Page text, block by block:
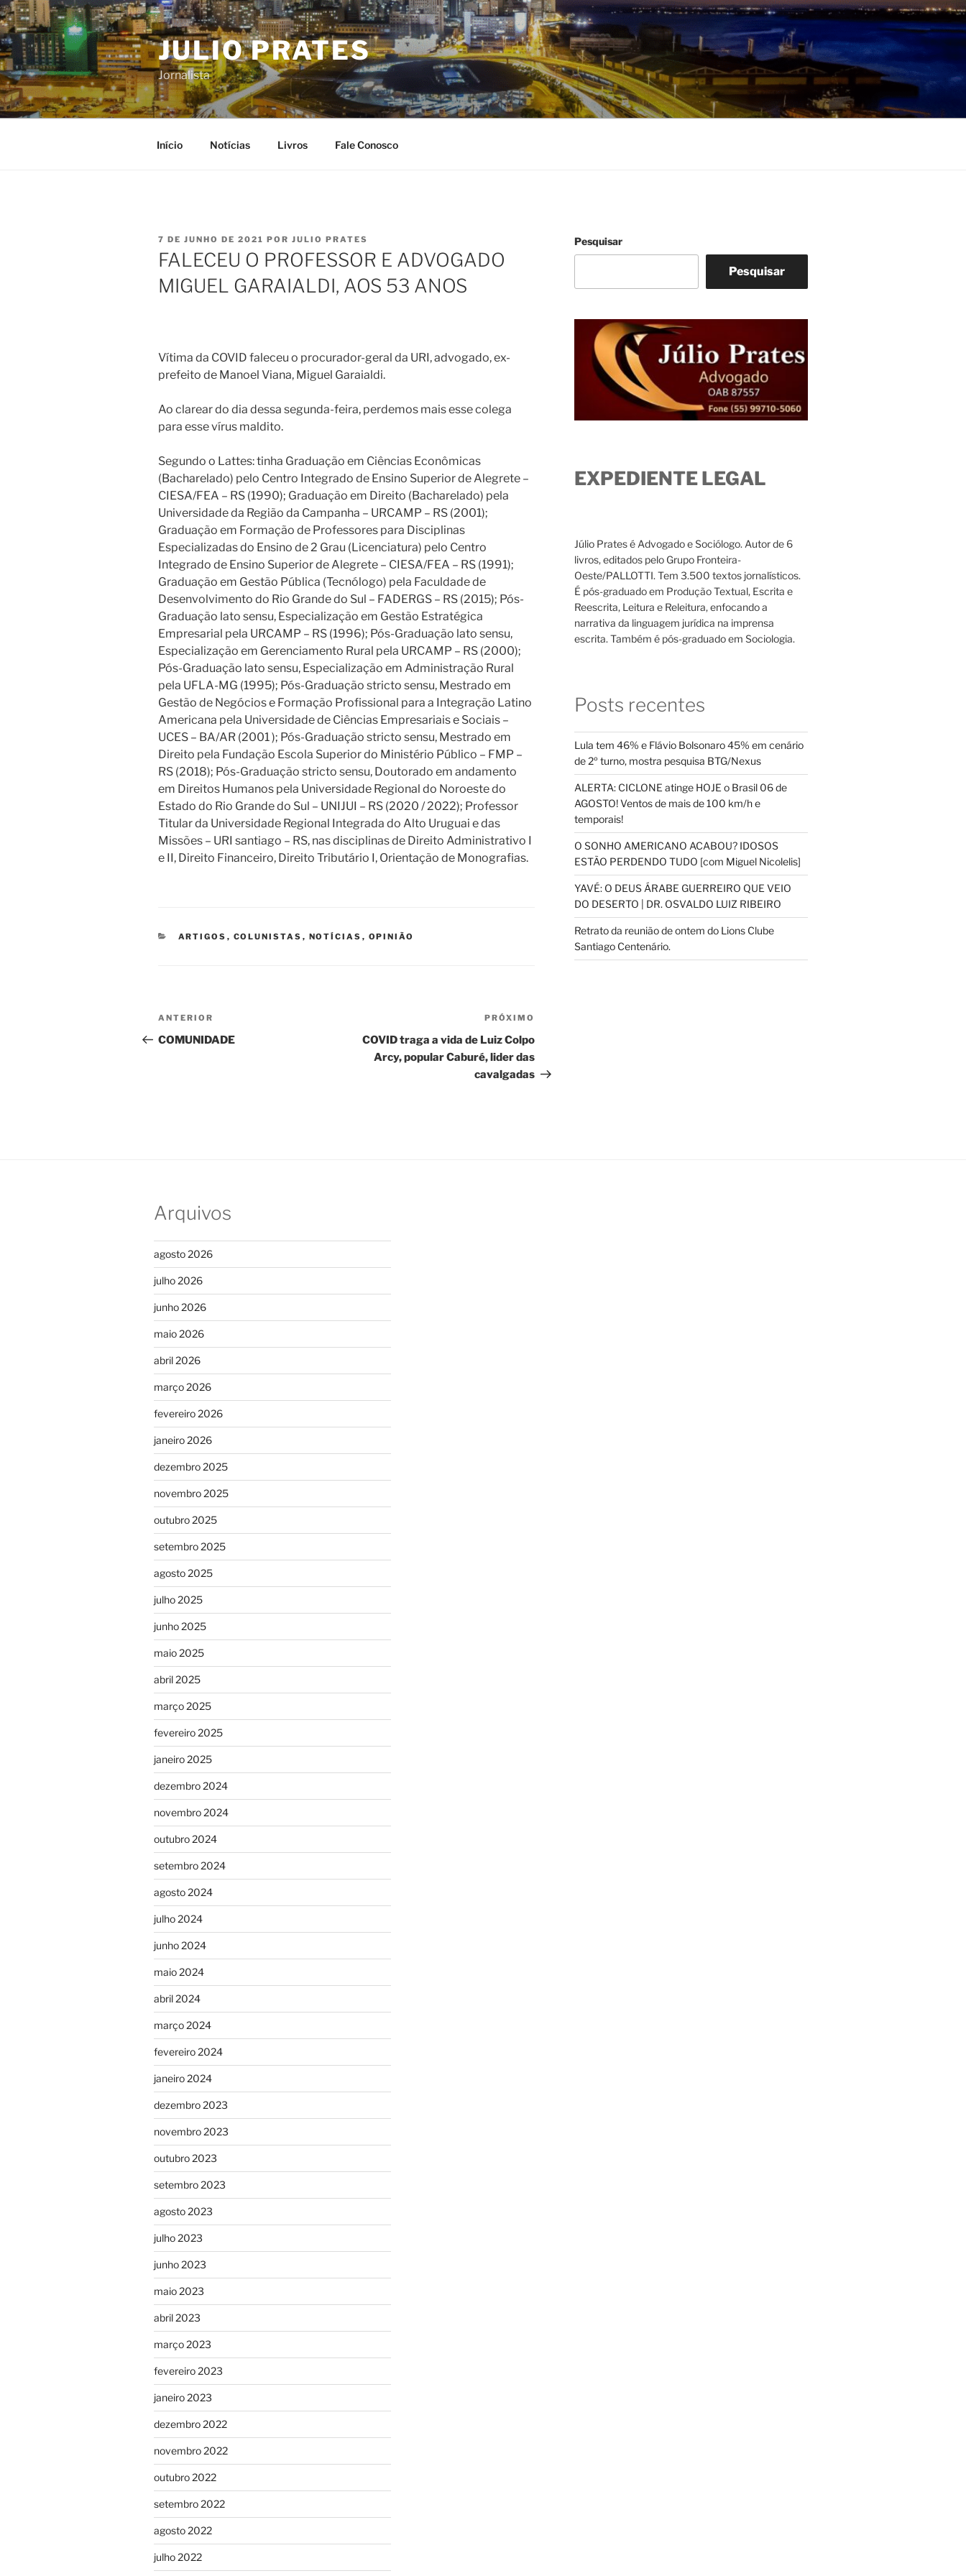
Pular
para
o
conteúdo
JULIO PRATES
Jornalista
Início Notícias Livros Fale Conosco
PUBLICADO
EM
7 DE JUNHO DE 2021 POR JULIO PRATES
FALECEU O PROFESSOR E ADVOGADO
MIGUEL GARAIALDI, AOS 53 ANOS
Vítima da COVID faleceu o procurador-geral da URI, advogado, ex-
prefeito de Manoel Viana, Miguel Garaialdi.
Ao clarear do dia dessa segunda-feira, perdemos mais esse colega
para esse vírus maldito.
Segundo o Lattes: tinha Graduação em Ciências Econômicas
(Bacharelado) pelo Centro Integrado de Ensino Superior de Alegrete –
CIESA/FEA – RS (1990); Graduação em Direito (Bacharelado) pela
Universidade da Região da Campanha – URCAMP – RS (2001);
Graduação em Formação de Professores para Disciplinas
Especializadas do Ensino de 2 Grau (Licenciatura) pelo Centro
Integrado de Ensino Superior de Alegrete – CIESA/FEA – RS (1991);
Graduação em Gestão Pública (Tecnólogo) pela Faculdade de
Desenvolvimento do Rio Grande do Sul – FADERGS – RS (2015); Pós-
Graduação lato sensu, Especialização em Gestão Estratégica
Empresarial pela URCAMP – RS (1996); Pós-Graduação lato sensu,
Especialização em Gerenciamento Rural pela URCAMP – RS (2000);
Pós-Graduação lato sensu, Especialização em Administração Rural
pela UFLA-MG (1995); Pós-Graduação stricto sensu, Mestrado em
Gestão de Negócios e Formação Profissional para a Integração Latino
Americana pela Universidade de Ciências Empresariais e Sociais –
UCES – BA/AR (2001 ); Pós-Graduação stricto sensu, Mestrado em
Direito pela Fundação Escola Superior do Ministério Público – FMP –
RS (2018); Pós-Graduação stricto sensu, Doutorado em andamento
em Direitos Humanos pela Universidade Regional do Noroeste do
Estado do Rio Grande do Sul – UNIJUI – RS (2020 / 2022); Professor
Titular da Universidade Regional Integrada do Alto Uruguai e das
Missões – URI santiago – RS, nas disciplinas de Direito Administrativo I
e II, Direito Financeiro, Direito Tributário I, Orientação de Monografias.
CATEGORIAS
ARTIGOS , COLUNISTAS , NOTÍCIAS , OPINIÃO
Navegação
de
Post
anterior
ANTERIOR
COMUNIDADE
post
PRÓXIMO
COVID traga a vida de Luiz Colpo
Arcy, popular Caburé, lider das
cavalgadas
Pesquisar
Pesquisar
EXPEDIENTE LEGAL
Júlio Prates é Advogado e Sociólogo. Autor de 6
livros, editados pelo Grupo Fronteira-
Oeste/PALLOTTI. Tem 3.500 textos jornalísticos.
É pós-graduado em Produção Textual, Escrita e
Reescrita, Leitura e Releitura, enfocando a
narrativa da linguagem jurídica na imprensa
escrita. Também é pós-graduado em Sociologia.
Posts recentes
Lula tem 46% e Flávio Bolsonaro 45% em cenário
de 2º turno, mostra pesquisa BTG/Nexus
ALERTA: CICLONE atinge HOJE o Brasil 06 de
AGOSTO! Ventos de mais de 100 km/h e
temporais!
O SONHO AMERICANO ACABOU? IDOSOS
ESTÃO PERDENDO TUDO [com Miguel Nicolelis]
YAVÉ: O DEUS ÁRABE GUERREIRO QUE VEIO
DO DESERTO | DR. OSVALDO LUIZ RIBEIRO
Retrato da reunião de ontem do Lions Clube
Santiago Centenário.
Arquivos
agosto 2026
julho 2026
junho 2026
maio 2026
abril 2026
março 2026
fevereiro 2026
janeiro 2026
dezembro 2025
novembro 2025
outubro 2025
setembro 2025
agosto 2025
julho 2025
junho 2025
maio 2025
abril 2025
março 2025
fevereiro 2025
janeiro 2025
dezembro 2024
novembro 2024
outubro 2024
setembro 2024
agosto 2024
julho 2024
junho 2024
maio 2024
abril 2024
março 2024
fevereiro 2024
janeiro 2024
dezembro 2023
novembro 2023
outubro 2023
setembro 2023
agosto 2023
julho 2023
junho 2023
maio 2023
abril 2023
março 2023
fevereiro 2023
janeiro 2023
dezembro 2022
novembro 2022
outubro 2022
setembro 2022
agosto 2022
julho 2022